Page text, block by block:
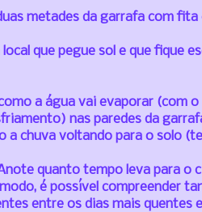
metades da garrafa com fita
que pegue sol e que fique
a água vai evaporar (com
nas paredes da
a chuva voltando para o solo
quanto tempo leva para o
é possível compreender
entre os dias mais quentes